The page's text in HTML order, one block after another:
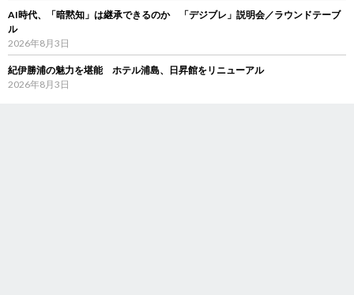
AI時代、「暗黙知」は継承できるのか 「デジブレ」説明会／ラウンドテーブ
ル
2026年8月3日
紀伊勝浦の魅力を堪能 ホテル浦島、日昇館をリニューアル
2026年8月3日